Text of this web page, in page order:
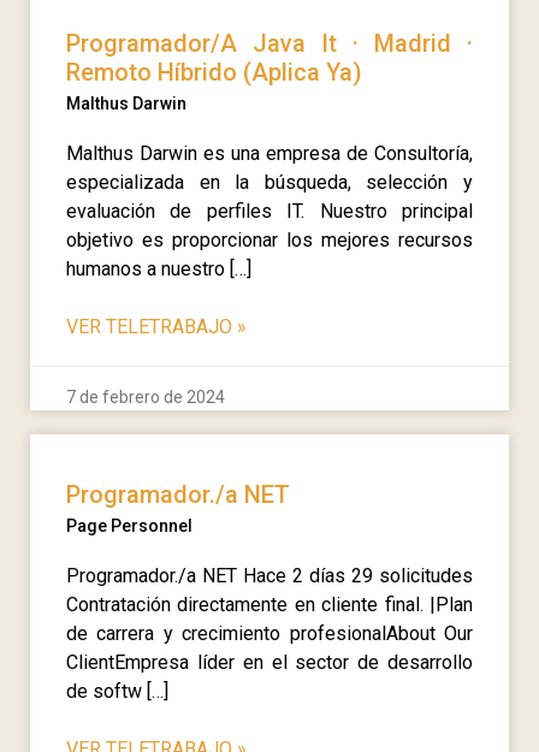
Programador/A Java It · Madrid ·
Remoto Híbrido (Aplica Ya)
Malthus Darwin
Malthus Darwin es una empresa de Consultoría,
especializada en la búsqueda, selección y
evaluación de perfiles IT. Nuestro principal
objetivo es proporcionar los mejores recursos
humanos a nuestro […]
VER TELETRABAJO »
7 de febrero de 2024
Programador./a NET
Page Personnel
Programador./a NET Hace 2 días 29 solicitudes
Contratación directamente en cliente final. |Plan
de carrera y crecimiento profesionalAbout Our
ClientEmpresa líder en el sector de desarrollo
de softw […]